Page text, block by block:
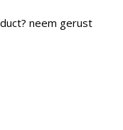
neem gerust